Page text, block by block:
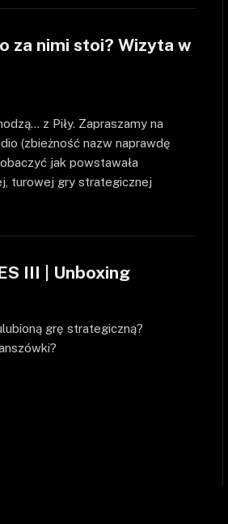
za nimi stoi? Wizyta w
z Piły. Zapraszamy na
(zbieżność nazw naprawdę
jak powstawała
turowej gry strategicznej
III | Unboxing
grę strategiczną?